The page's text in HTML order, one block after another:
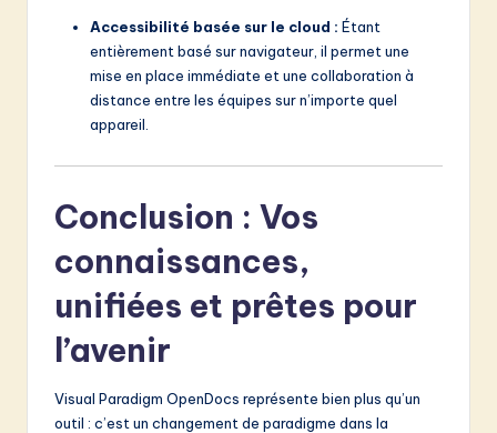
Accessibilité basée sur le cloud : Étant
entièrement basé sur navigateur, il permet une
mise en place immédiate et une collaboration à
distance entre les équipes sur n’importe quel
appareil.
Conclusion : Vos
connaissances,
unifiées et prêtes pour
l’avenir
Visual Paradigm OpenDocs représente bien plus qu’un
outil : c’est un changement de paradigme dans la